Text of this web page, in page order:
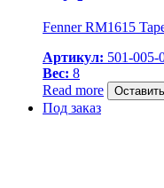
Fenner RM1615
Артикул: 501-005-
Вес: 8
Read more
Под заказ